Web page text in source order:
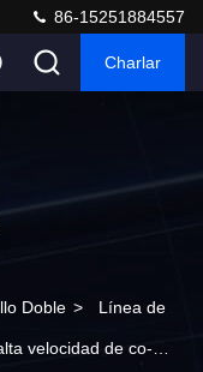
86-15251884557
Charlar
Doble > Línea de
velocidad de co-